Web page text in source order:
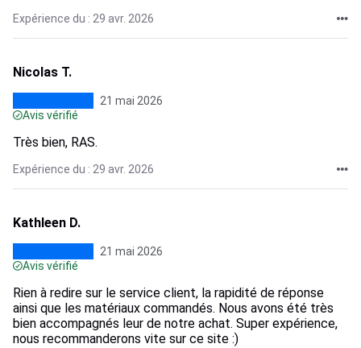
Expérience du : 29 avr. 2026
Nicolas T.
21 mai 2026
Avis vérifié
Très bien, RAS.
Expérience du : 29 avr. 2026
Kathleen D.
21 mai 2026
Avis vérifié
Rien à redire sur le service client, la rapidité de réponse
ainsi que les matériaux commandés. Nous avons été très
bien accompagnés leur de notre achat. Super expérience,
nous recommanderons vite sur ce site :)